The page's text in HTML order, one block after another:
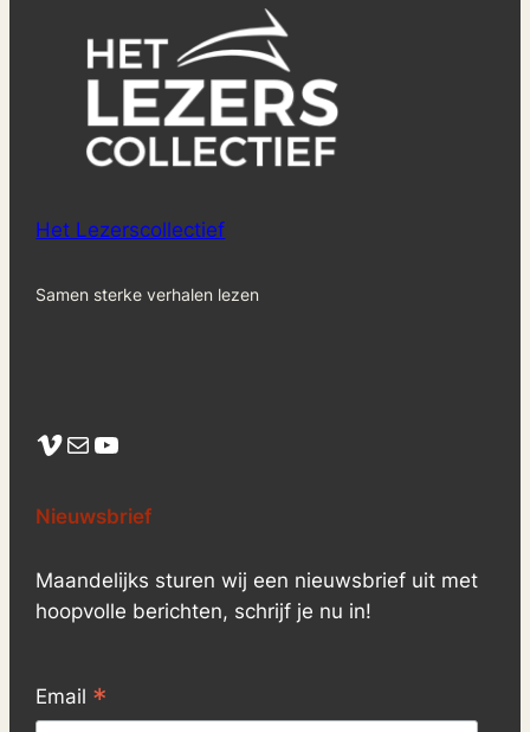
Het Lezerscollectief
Samen sterke verhalen lezen
Vimeo Mail YouTube
Nieuwsbrief
Maandelijks sturen wij een nieuwsbrief uit met
hoopvolle berichten, schrijf je nu in!
Email *